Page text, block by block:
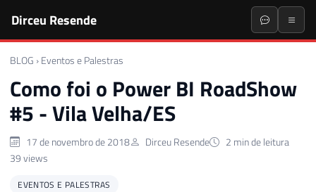
Dirceu Resende
BLOG › Eventos e Palestras
Como foi o Power BI RoadShow
#5 - Vila Velha/ES
17 de novembro de 2018 Dirceu Resende
2 min de leitura
39 views
EVENTOS E PALESTRAS